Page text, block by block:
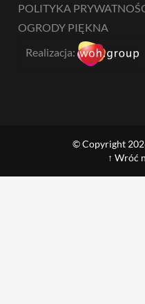
POLITYKA
OGRODY PIĘKNA
Realizacja:
© Copyright
↑ Wróć